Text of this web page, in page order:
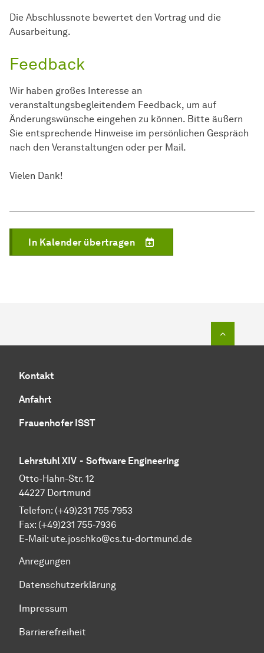
Die Abschlussnote bewertet den Vortrag und die
Ausarbeitung.
Feedback
Wir haben großes Interesse an
veranstaltungsbegleitendem Feedback, um auf
Änderungswünsche eingehen zu können. Bitte äußern
Sie entsprechende Hinweise im persönlichen Gespräch
nach den Veranstaltungen oder per Mail.
Vielen Dank!
In Kalender übertragen
Kontakt
Anfahrt
Frauenhofer ISST
Lehrstuhl XIV - Software Engineering
Otto-Hahn-Str. 12
44227 Dortmund
Telefon: (+49)231 755-7953
Fax: (+49)231 755-7936
E-Mail: ute.joschko@cs.tu-dortmund.de
Anregungen
Datenschutzerklärung
Impressum
Barrierefreiheit